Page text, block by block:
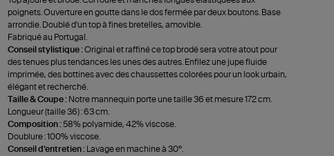
poignets. Ouverture en goutte dans le dos fermée par deux boutons. Base
arrondie. Doublé d'un top à fines bretelles, amovible.
Fabriqué au Portugal.
Conseil stylistique :Original et raffiné ce top brodé sera votre atout pour
des tenues plus tendances les unes des autres. Enfilez une jupe fluide
imprimée, des bottines avec des chaussettes colorées pour un look urbain,
élégant et recherché.
Taille & Coupe : Notre mannequin porte une taille 36 et mesure 172 cm.
Longueur (taille 36) : 63 cm.
Composition :58% polyamide, 42% viscose.
Doublure : 100% viscose.
Conseil d'entretien :
Lavage en machine à 30°.